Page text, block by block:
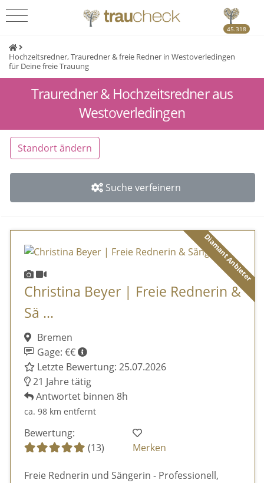
45.318
Hochzeitsredner, Trauredner & freie Redner in Westoverledingen
für Deine freie Trauung
Trauredner & Hochzeitsredner aus
Westoverledingen
Standort ändern
Suche verfeinern
Diamant Anbieter
Christina Beyer | Freie Rednerin &
Sä ...
Bremen
Gage: €€
Letzte Bewertung: 25.07.2026
21 Jahre tätig
Antwortet binnen 8h
ca. 98 km entfernt
Bewertung:
(13)
Merken
Freie Rednerin und Sängerin - Professionell,